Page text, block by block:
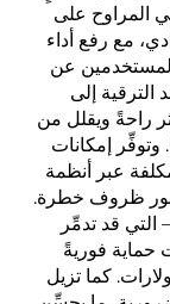
المراوح على
مع رفع أداء
المستخدمين عن
إلى
راحةً ويقلل من
وتوفِّر إمكانات
عبر أنظمة
ظروف خطرة.
قد تدمِّر
حماية فوريةً
كما تزيل